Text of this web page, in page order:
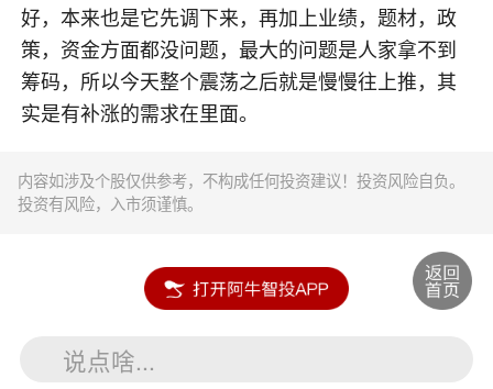
好，本来也是它先调下来，再加上业绩，题材，政
策，资金方面都没问题，最大的问题是人家拿不到
筹码，所以今天整个震荡之后就是慢慢往上推，其
实是有补涨的需求在里面。
内容如涉及个股仅供参考，不构成任何投资建议！投资风险自负。
投资有风险，入市须谨慎。
说点啥...